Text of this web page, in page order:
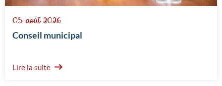
05 août 2026
Conseil municipal
Lire la suite